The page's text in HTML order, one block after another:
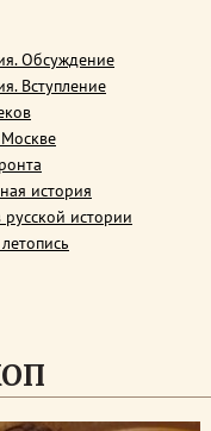
Обсуждение
Вступление
история
истории